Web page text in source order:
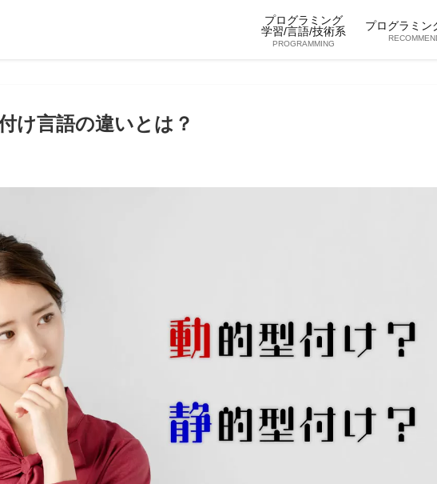
プログラミング
学習/言語/技術系
PROGRAMMING
プログラミン
け言語の違いとは？